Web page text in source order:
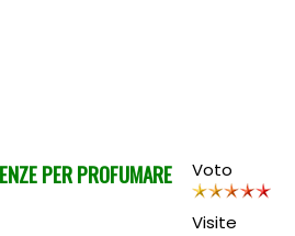
PER PROFUMARE
Voto
Visite